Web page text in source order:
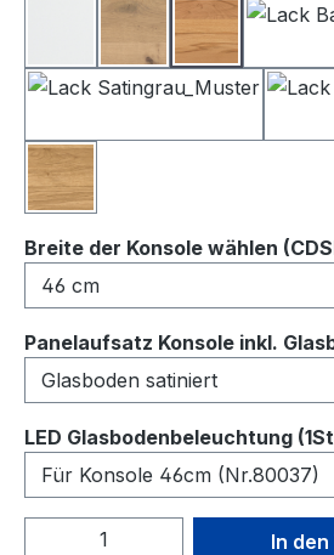
BalkeneicheKernbuche
Wildeiche
Breite der Konsole wählen
Panelaufsatz Konsole inkl.
LED Glasbodenbeleuchtung
Produkt Anzahl: Gib
In